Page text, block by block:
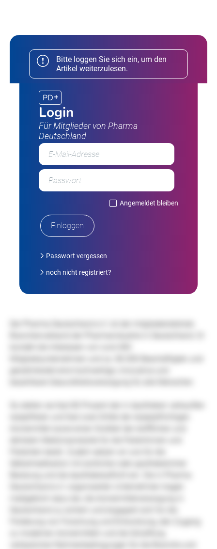
Bitte loggen Sie sich ein, um den
Artikel weiterzulesen.
PD
Login
Für Mitglieder von Pharma
Deutschland
Angemeldet bleiben
Passwort vergessen
noch nicht registriert?